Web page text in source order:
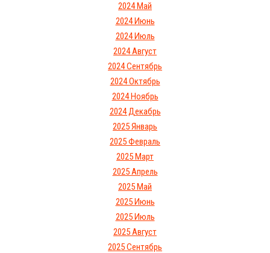
2024 Май
2024 Июнь
2024 Июль
2024 Август
2024 Сентябрь
2024 Октябрь
2024 Ноябрь
2024 Декабрь
2025 Январь
2025 Февраль
2025 Март
2025 Апрель
2025 Май
2025 Июнь
2025 Июль
2025 Август
2025 Сентябрь